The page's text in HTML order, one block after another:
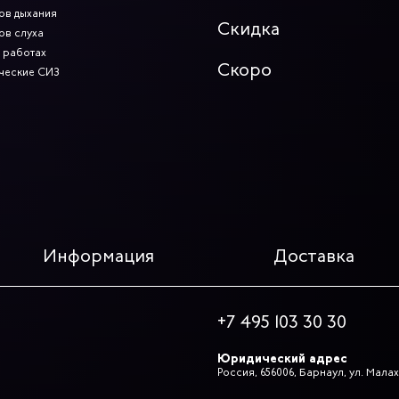
дыхания
слуха
СИЗ
Скидка
Скоро
Информация Доставка
+7 495 103 30 30
Юридический адрес
Россия, 656006, Барнаул, ул.